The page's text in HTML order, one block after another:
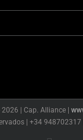
2026 | Cap. Alliance |
| +34